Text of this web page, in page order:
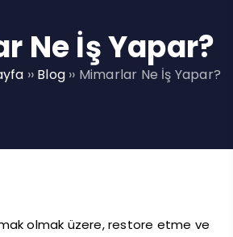
Ne İş Yapar?
›› Blog ›› Mimarlar Ne İş Yapar?
olmak üzere, restore etme ve